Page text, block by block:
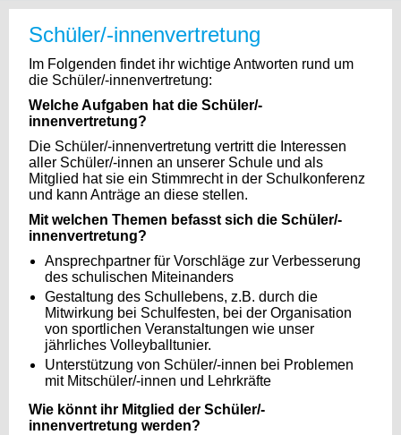
Schüler/-innenvertretung
Im Folgenden findet ihr wichtige Antworten rund um
die Schüler/-innenvertretung:
Welche Aufgaben hat die Schüler/-
innenvertretung?
Die Schüler/-innenvertretung vertritt die Interessen
aller Schüler/-innen an unserer Schule und als
Mitglied hat sie ein Stimmrecht in der Schulkonferenz
und kann Anträge an diese stellen.
Mit welchen Themen befasst sich die Schüler/-
innenvertretung?
Ansprechpartner für Vorschläge zur Verbesserung
des schulischen Miteinanders
Gestaltung des Schullebens, z.B. durch die
Mitwirkung bei Schulfesten, bei der Organisation
von sportlichen Veranstaltungen wie unser
jährliches Volleyballtunier.
Unterstützung von Schüler/-innen bei Problemen
mit Mitschüler/-innen und Lehrkräfte
Wie könnt ihr Mitglied der Schüler/-
innenvertretung werden?